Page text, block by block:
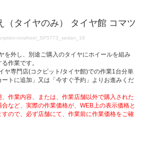
（タイヤのみ） タイヤ館 コマツ
nowheel_SP5773_sedan_16
を外し、別途ご購入のタイヤにホイールを組み
作業です。
ヤ専門店(コクピット/タイヤ館)での作業1台分単
トに追加」又は「今すぐ予約」よりお進みくだ
作業内容、または、作業店舗以外で購入された
など、実際の作業価格が、WEB上の表示価格と
ので、必ず店舗にて、作業前に作業価格をご確